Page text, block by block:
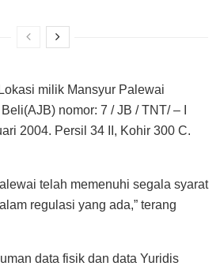
milik Mansyur Palewai
nomor: 7 / JB / TNT/ – I
2004. Persil 34 II, Kohir 300 C.
telah memenuhi segala syarat
regulasi yang ada,” terang
data fisik dan data Yuridis